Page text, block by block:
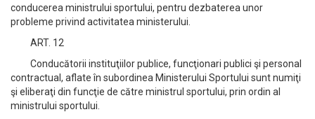
conducerea ministrului sportului, pentru dezbaterea unor
probleme privind activitatea ministerului.
ART. 12
Conducătorii instituţiilor publice, funcţionari publici şi personal
contractual, aflate în subordinea Ministerului Sportului sunt numiţi
şi eliberaţi din funcţie de către ministrul sportului, prin ordin al
ministrului sportului.